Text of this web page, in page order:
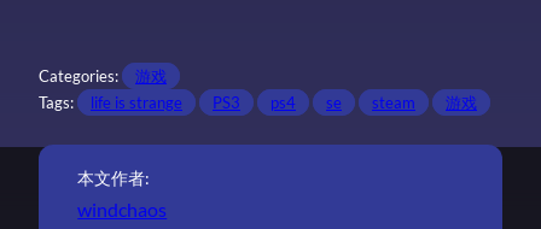
Categories:
游戏
Tags:
life is strange PS3 ps4 se steam 游戏
本文作者:
windchaos